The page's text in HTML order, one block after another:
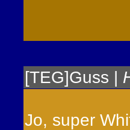
[TEG]Guss |
Jo, super